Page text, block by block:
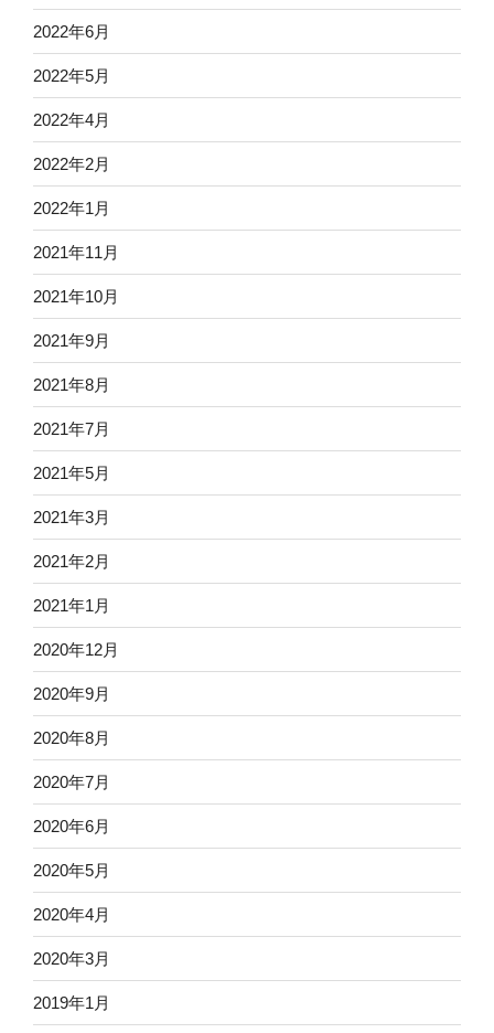
2022年6月
2022年5月
2022年4月
2022年2月
2022年1月
2021年11月
2021年10月
2021年9月
2021年8月
2021年7月
2021年5月
2021年3月
2021年2月
2021年1月
2020年12月
2020年9月
2020年8月
2020年7月
2020年6月
2020年5月
2020年4月
2020年3月
2019年1月